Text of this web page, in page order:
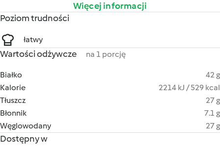
Więcej informacji
Poziom trudności
łatwy
Wartości odżywcze na 1 porcję
Białko
42 g
Kalorie
2214 kJ / 529 kcal
Tłuszcz
27 g
Błonnik
7.1 g
Węglowodany
27 g
Dostępny w